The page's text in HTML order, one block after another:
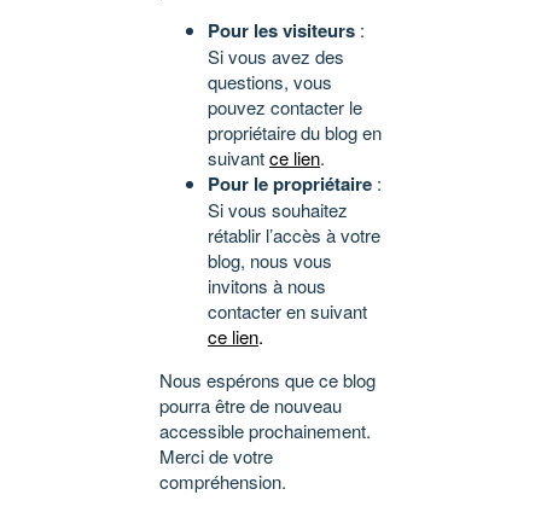
Pour les visiteurs :
Si vous avez des
questions, vous
pouvez contacter le
propriétaire du blog en
suivantce lien.
Pour le propriétaire :
Si vous souhaitez
rétablir l’accès à votre
blog, nous vous
invitons à nous
contacter en suivant
ce lien.
Nous espérons que ce blog
pourra être de nouveau
accessible prochainement.
Merci de votre
compréhension.